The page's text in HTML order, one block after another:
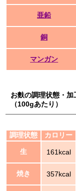
亜鉛
銅
マンガン
お麩の調理状態・
（100gあたり）
調理状態 カロリー
生 161kcal
焼き 357kcal